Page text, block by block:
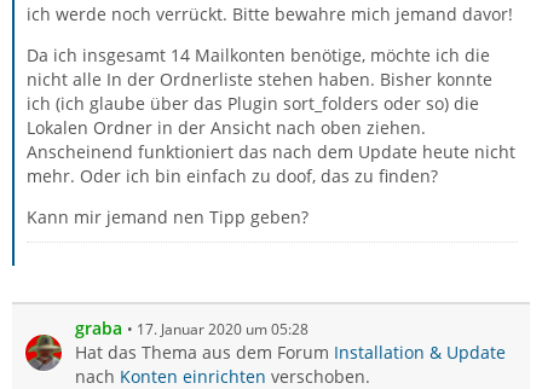
ich werde noch verrückt. Bitte bewahre mich jemand davor!
Da ich insgesamt 14 Mailkonten benötige, möchte ich die
nicht alle In der Ordnerliste stehen haben. Bisher konnte
ich (ich glaube über das Plugin sort_folders oder so) die
Lokalen Ordner in der Ansicht nach oben ziehen.
Anscheinend funktioniert das nach dem Update heute nicht
mehr. Oder ich bin einfach zu doof, das zu finden?
Kann mir jemand nen Tipp geben?
graba 17. Januar 2020 um 05:28
Hat das Thema aus dem Forum Installation & Update
nach Konten einrichten verschoben.